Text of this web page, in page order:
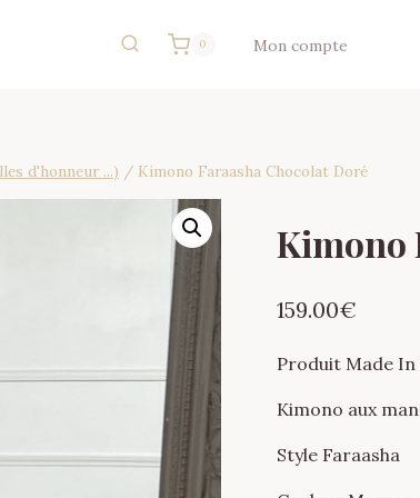
0 Mon compte
d'honneur ...) / Kimono Faraasha Chocolat Doré
Kimono
159.00€
Produit Made
Kimono aux
Style Faraasha